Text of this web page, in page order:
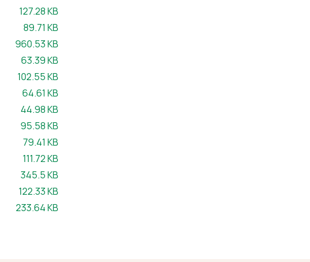
Maint ffeil:
127.28 KB
Maint ffeil:
89.71 KB
Maint ffeil:
960.53 KB
Maint ffeil:
63.39 KB
Maint ffeil:
102.55 KB
Maint ffeil:
64.61 KB
Maint ffeil:
44.98 KB
Maint ffeil:
95.58 KB
Maint ffeil:
79.41 KB
Maint ffeil:
111.72 KB
Maint ffeil:
345.5 KB
Maint ffeil:
122.33 KB
Maint ffeil:
233.64 KB